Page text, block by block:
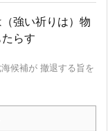
強い祈りは）物
らす
候補が 撤退する旨を